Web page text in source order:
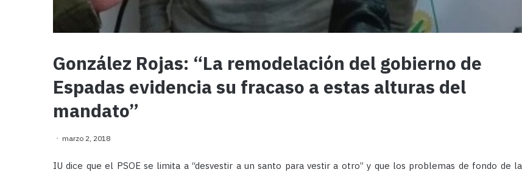
González Rojas: “La remodelación del gobierno de
Espadas evidencia su fracaso a estas alturas del
mandato”
marzo 2, 2018
IU dice que el PSOE se limita a “desvestir a un santo para vestir a otro” y que los problemas de fondo de la